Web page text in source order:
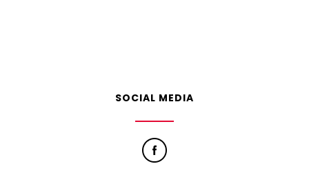
SOCIAL MEDIA